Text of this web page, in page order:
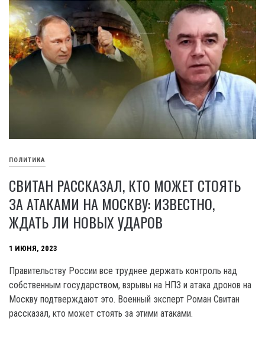
ПОЛИТИКА
СВИТАН РАССКАЗАЛ, КТО МОЖЕТ СТОЯТЬ
ЗА АТАКАМИ НА МОСКВУ: ИЗВЕСТНО,
ЖДАТЬ ЛИ НОВЫХ УДАРОВ
1 ИЮНЯ, 2023
Правительству России все труднее держать контроль над
собственным государством, взрывы на НПЗ и атака дронов на
Москву подтверждают это. Военный эксперт Роман Свитан
рассказал, кто может стоять за этими атаками.